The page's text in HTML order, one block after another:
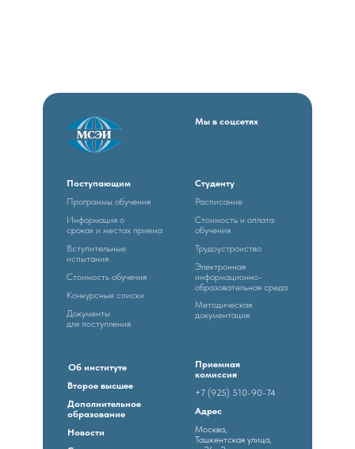
Документы
для поступления
Конкурсные списки
Стоимость обучечия
Вступительные
испытания
Информация о
сроках и местах приема
Программы обучения
Поступающим
Трудоустроиство
Стоимость и оплата
обучения
Методическая
документация
Электронная
информационно-
образовательная среда
Расписание
Студенту
Об институте
Второе высшее
Новости
Дополнительное
образование
+7 (925) 510-90-74
Приемная
комиссия
Москва,
Ташкентская улица,
Адрес
Мы в соцсетях